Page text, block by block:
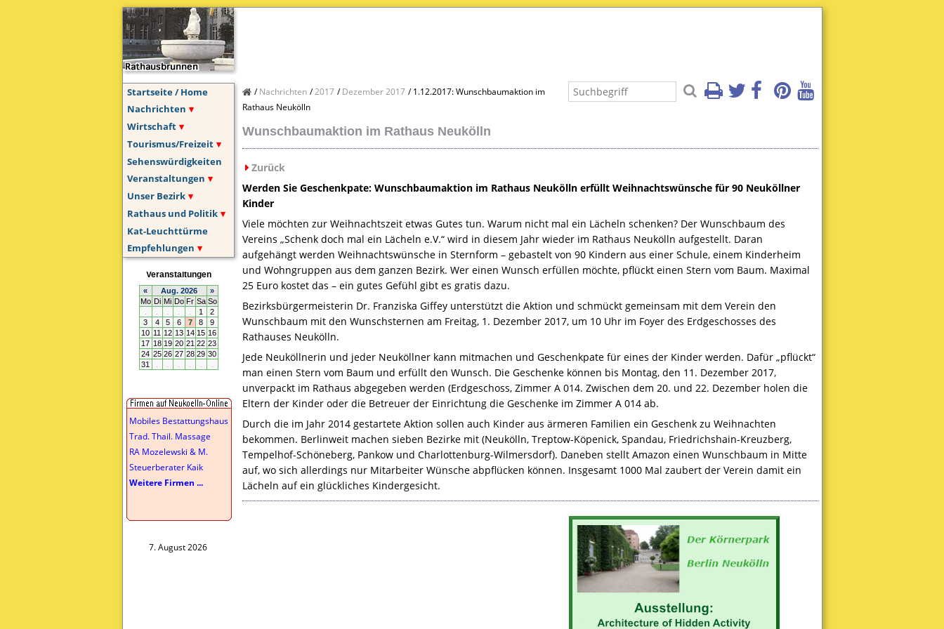
Startseite / Home
Nachrichten
Wirtschaft
Tourismus/Freizeit
Sehenswürdigkeiten
Veranstaltungen
Unser Bezirk
Rathaus und Politik
Kat-Leuchttürme
Empfehlungen
Mobiles Bestattungshaus
Trad. Thail. Massage
RA Mozelewski & M.
Steuerberater Kaik
Weitere Firmen ...
7. August 2026
Nachrichten 2017 Dezember 2017
1.12.2017: Wunschbaumaktion im
Rathaus Neukölln
Wunschbaumaktion im Rathaus Neukölln
Zurück
Werden Sie Geschenkpate: Wunschbaumaktion im Rathaus Neukölln erfüllt Weihnachtswünsche für 90 Neuköllner
Kinder
Viele möchten zur Weihnachtszeit etwas Gutes tun. Warum nicht mal ein Lächeln schenken? Der Wunschbaum des
Vereins „Schenk doch mal ein Lächeln e.V.“ wird in diesem Jahr wieder im Rathaus Neukölln aufgestellt. Daran
aufgehängt werden Weihnachtswünsche in Sternform – gebastelt von 90 Kindern aus einer Schule, einem Kinderheim
und Wohngruppen aus dem ganzen Bezirk. Wer einen Wunsch erfüllen möchte, pflückt einen Stern vom Baum. Maximal
25 Euro kostet das – ein gutes Gefühl gibt es gratis dazu.
Bezirksbürgermeisterin Dr. Franziska Giffey unterstützt die Aktion und schmückt gemeinsam mit dem Verein den
Wunschbaum mit den Wunschsternen am Freitag, 1. Dezember 2017, um 10 Uhr im Foyer des Erdgeschosses des
Rathauses Neukölln.
Jede Neuköllnerin und jeder Neuköllner kann mitmachen und Geschenkpate für eines der Kinder werden. Dafür „pflückt“
man einen Stern vom Baum und erfüllt den Wunsch. Die Geschenke können bis Montag, den 11. Dezember 2017,
unverpackt im Rathaus abgegeben werden (Erdgeschoss, Zimmer A 014. Zwischen dem 20. und 22. Dezember holen die
Eltern der Kinder oder die Betreuer der Einrichtung die Geschenke im Zimmer A 014 ab.
Durch die im Jahr 2014 gestartete Aktion sollen auch Kinder aus ärmeren Familien ein Geschenk zu Weihnachten
bekommen. Berlinweit machen sieben Bezirke mit (Neukölln, Treptow-Köpenick, Spandau, Friedrichshain-Kreuzberg,
Tempelhof-Schöneberg, Pankow und Charlottenburg-Wilmersdorf). Daneben stellt Amazon einen Wunschbaum in Mitte
auf, wo sich allerdings nur Mitarbeiter Wünsche abpflücken können. Insgesamt 1000 Mal zaubert der Verein damit ein
Lächeln auf ein glückliches Kindergesicht.